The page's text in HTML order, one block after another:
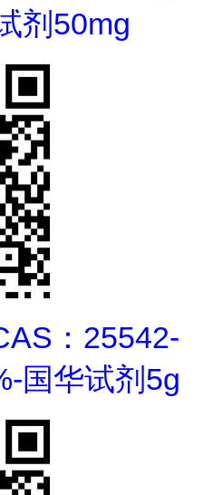
剂50mg
：25542-
国华试剂5g